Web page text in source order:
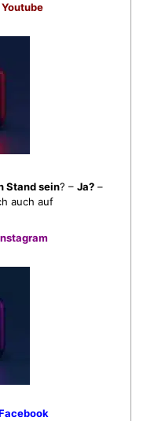
Stand sein? –Ja? –
auch auf